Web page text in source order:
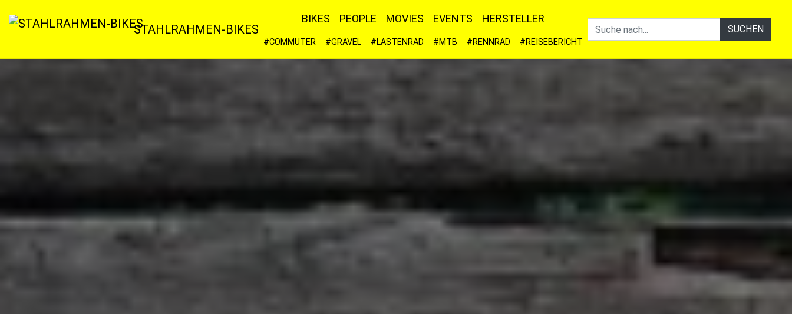
Inhalt
STAHLRAHMEN-BIKES SUCHEN
BIKES PEOPLE MOVIES EVENTS HERSTELLER
#COMMUTER #GRAVEL #LASTENRAD #MTB #RENNRAD #REISEBERICHT